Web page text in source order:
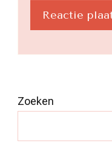
Zoeken